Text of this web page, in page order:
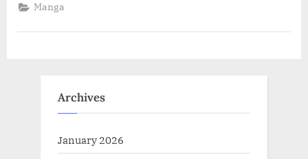
Baru
Manga
Archives
January 2026